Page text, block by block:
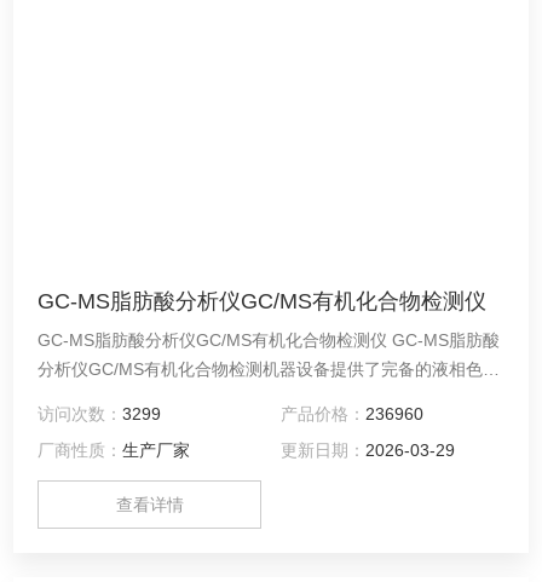
GC-MS脂肪酸分析仪GC/MS有机化合物检测仪
GC-MS脂肪酸分析仪GC/MS有机化合物检测仪 GC-MS脂肪酸
分析仪GC/MS有机化合物检测机器设备提供了完备的液相色谱
无论您有任何应用需求，也无论是现在还是未来，该系列产品
中所拥有的通用技术都将帮助您提实验室效率，并降低工作成
本。
访问次数：3299 产品价格： 236960
厂商性质：生产厂家 更新日期： 2026-03-29
查看详情